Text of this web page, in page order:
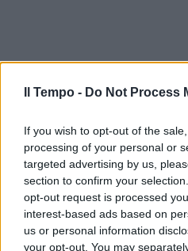
Il Tempo - Do Not Process
If you wish to opt-out of the
processing of your personal or
targeted advertising by us,
section to confirm your
opt-out request is processed
interest-based ads based on
us or personal information
your opt-out. You may